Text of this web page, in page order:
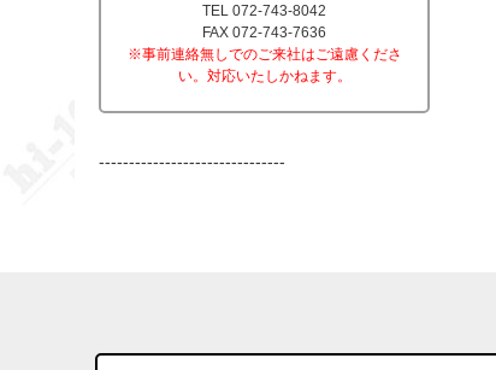
TEL 072-743-8042
FAX 072-743-7636
※事前連絡無しでのご来社はご遠慮くださ
い。対応いたしかねます。
-------------------------------